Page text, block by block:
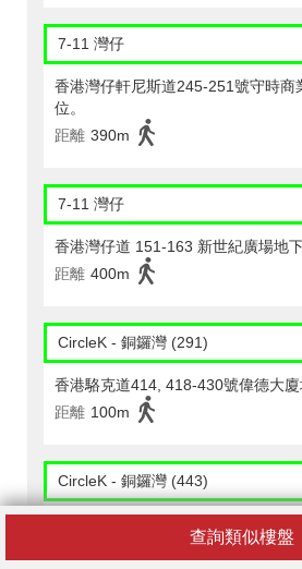
查詢類似樓盤
7-11 灣仔
香港灣仔軒尼斯道245-251號守時商
位。
距離 390m
7-11 灣仔
香港灣仔道 151-163 新世紀廣場地
距離 400m
CircleK - 銅鑼灣 (291)
香港駱克道414, 418-430號偉德大
距離 100m
CircleK - 銅鑼灣 (443)